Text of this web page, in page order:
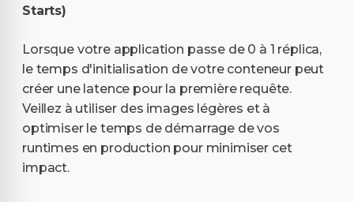
Starts)
Lorsque votre application passe de 0 à 1 réplica,
le temps d'initialisation de votre conteneur peut
créer une latence pour la première requête.
Veillez à utiliser des images légères et à
optimiser le temps de démarrage de vos
runtimes en production pour minimiser cet
impact.